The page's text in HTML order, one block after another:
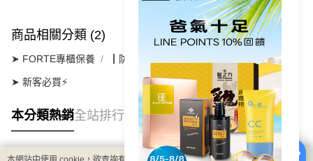
商品相關分類 (2)
➤ FORTE專櫃保養 ┃防曬彩妝系列
➤ 新客必買⚡
本分類熱銷全站排行